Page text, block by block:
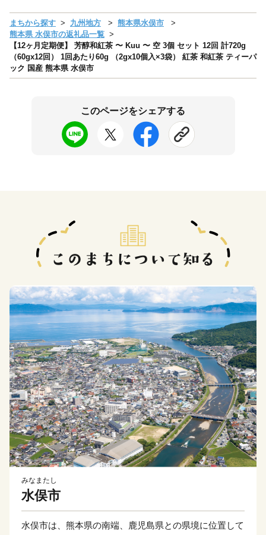
まちから探す 九州地方
熊本県水俣市
熊本県 水俣市の返礼品一覧
【12ヶ月定期便】 芳醇和紅茶 〜 Kuu 〜 空 3個 セット 12回 計720g
（60gx12回） 1回あたり60g （2gx10個入×3袋） 紅茶 和紅茶 ティーパ
ック 国産 熊本県 水俣市
このページをシェアする
みなまたし
水俣市
水俣市は、熊本県の南端、鹿児島県との県境に位置して